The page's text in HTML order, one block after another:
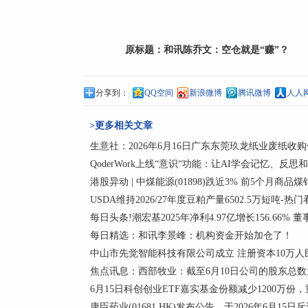
原标题： 和讯陈乔文：空仓就是“赚”？
分享到： QQ空间 新浪微博 腾讯微博 人人
>更多相关文章
生意社：2026年6月16日广东东莞玖龙纸业废纸收
QoderWork上线“意识“功能：让AI学会记忆、反思
港股异动 | 中煤能源(01898)跌近3% 前5个月商品
USDA维持2026/27年度豆粕产量6502.5万短吨-热门
每日头条!潮宏基2025年净利4.97亿增长156.66%
每日精选：和讯李景峰：机构资金开始加仓了！
中山市先觉智能科技有限公司成立 注册资本10万人
焦点讯息：西部牧业：截至6月10日公司的股东总
6月15日科创创业ETF嘉实基金份额减少1200万份